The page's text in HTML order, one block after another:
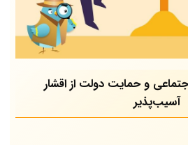
و حمایت دولت از اقشار
آسیب‌پذیر